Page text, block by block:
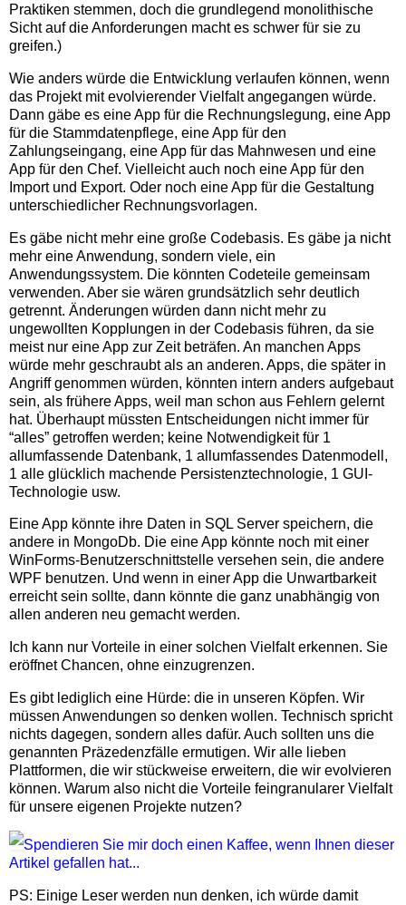
Praktiken stemmen, doch die grundlegend monolithische
Sicht auf die Anforderungen macht es schwer für sie zu
greifen.)
Wie anders würde die Entwicklung verlaufen können, wenn
das Projekt mit evolvierender Vielfalt angegangen würde.
Dann gäbe es eine App für die Rechnungslegung, eine App
für die Stammdatenpflege, eine App für den
Zahlungseingang, eine App für das Mahnwesen und eine
App für den Chef. Vielleicht auch noch eine App für den
Import und Export. Oder noch eine App für die Gestaltung
unterschiedlicher Rechnungsvorlagen.
Es gäbe nicht mehr eine große Codebasis. Es gäbe ja nicht
mehr eine Anwendung, sondern viele, ein
Anwendungssystem. Die könnten Codeteile gemeinsam
verwenden. Aber sie wären grundsätzlich sehr deutlich
getrennt. Änderungen würden dann nicht mehr zu
ungewollten Kopplungen in der Codebasis führen, da sie
meist nur eine App zur Zeit beträfen. An manchen Apps
würde mehr geschraubt als an anderen. Apps, die später in
Angriff genommen würden, könnten intern anders aufgebaut
sein, als frühere Apps, weil man schon aus Fehlern gelernt
hat. Überhaupt müssten Entscheidungen nicht immer für
“alles” getroffen werden; keine Notwendigkeit für 1
allumfassende Datenbank, 1 allumfassendes Datenmodell,
1 alle glücklich machende Persistenztechnologie, 1 GUI-
Technologie usw.
Eine App könnte ihre Daten in SQL Server speichern, die
andere in MongoDb. Die eine App könnte noch mit einer
WinForms-Benutzerschnittstelle versehen sein, die andere
WPF benutzen. Und wenn in einer App die Unwartbarkeit
erreicht sein sollte, dann könnte die ganz unabhängig von
allen anderen neu gemacht werden.
Ich kann nur Vorteile in einer solchen Vielfalt erkennen. Sie
eröffnet Chancen, ohne einzugrenzen.
Es gibt lediglich eine Hürde: die in unseren Köpfen. Wir
müssen Anwendungen so denken wollen. Technisch spricht
nichts dagegen, sondern alles dafür. Auch sollten uns die
genannten Präzedenzfälle ermutigen. Wir alle lieben
Plattformen, die wir stückweise erweitern, die wir evolvieren
können. Warum also nicht die Vorteile feingranularer Vielfalt
für unsere eigenen Projekte nutzen?
Spendieren Sie mir doch einen Kaffee, wenn Ihnen dieser
Artikel gefallen hat...
PS: Einige Leser werden nun denken, ich würde damit